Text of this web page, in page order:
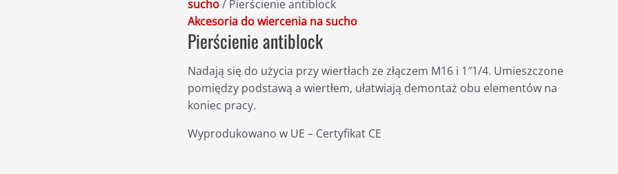
sucho/ Pierścienie antiblock
Akcesoria do wiercenia na sucho
Pierścienie antiblock
Nadają się do użycia przy wiertłach zezłączem M16 i 1″1/4. Umieszczone
pomiędzy podstawą a wiertłem, ułatwiają demontaż obu elementów na
koniec pracy.
Wyprodukowano w UE – Certyfikat CE